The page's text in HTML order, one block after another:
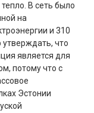
В сеть было
на
и 310
что
является для
потому что с
Эстонии